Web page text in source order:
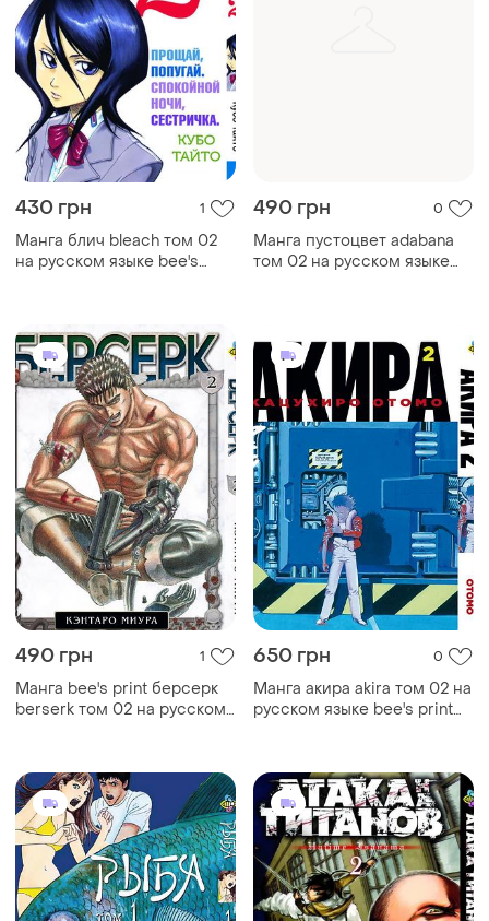
430 грн 1
Манга блич bleach том 02
на русском языке bee's
490 грн 0
Манга пустоцвет adabana
том 02 на русском языке
490 грн 1
Манга bee's print берсерк
berserk том 02 на русском
650 грн 0
Манга акира akira том 02 на
русском языке bee's print